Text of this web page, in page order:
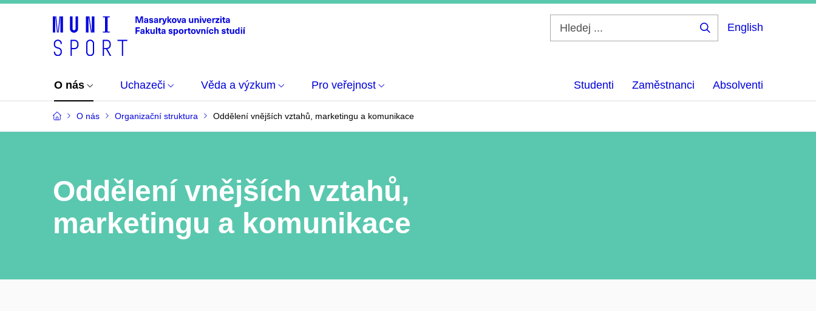
English
O nás Uchazeči Věda a výzkum Pro veřejnost Studenti Zaměstnanci Absolventi
O nás Organizační struktura Oddělení vnějších vztahů, marketingu a komunikace
Oddělení vnějších vztahů,
marketingu a komunikace